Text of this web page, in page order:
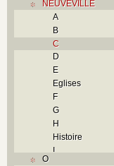
NEUVEVILLE
A
B
C
D
E
Eglises
F
G
H
Histoire
I
O